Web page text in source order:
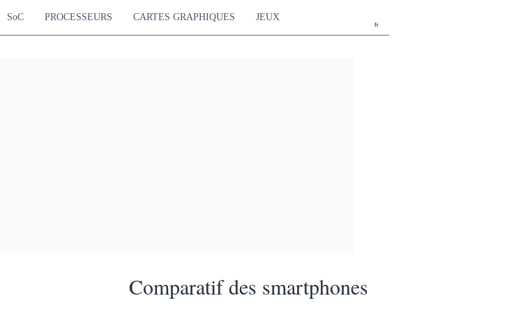
fr
SoC PROCESSEURS CARTES GRAPHIQUES JEUX
Comparatif des smartphones